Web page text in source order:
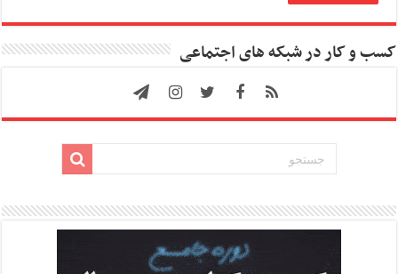
کسب و کار در شبکه های اجتماعی